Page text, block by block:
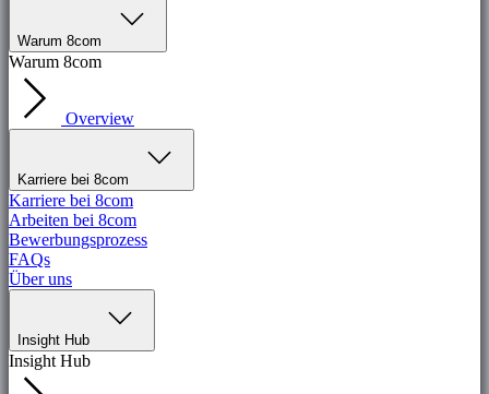
Warum 8com
Warum 8com
Overview
Karriere bei 8com
Karriere bei 8com
Arbeiten bei 8com
Bewerbungsprozess
FAQs
Über uns
Insight Hub
Insight Hub